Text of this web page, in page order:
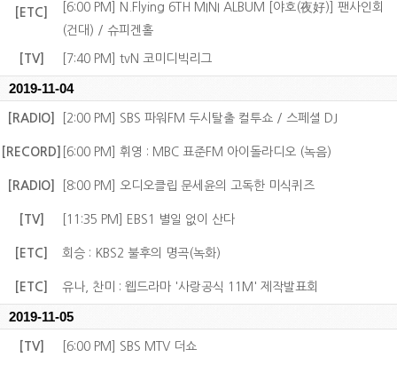
[ETC]
[6:00 PM] N.Flying 6TH MINI ALBUM [야호(夜好)] 팬사인회
(건대) / 슈피겐홀
[TV] [7:40 PM] tvN 코미디빅리그
2019-11-04
[RADIO] [2:00 PM] SBS 파워FM 두시탈출 컬투쇼 / 스페셜 DJ
[RECORD] [6:00 PM] 휘영 : MBC 표준FM 아이돌라디오 (녹음)
[RADIO] [8:00 PM] 오디오클립 문세윤의 고독한 미식퀴즈
[TV] [11:35 PM] EBS1 별일 없이 산다
[ETC] 회승 : KBS2 불후의 명곡(녹화)
[ETC] 유나, 찬미 : 웹드라마 '사랑공식 11M' 제작발표회
2019-11-05
[TV] [6:00 PM] SBS MTV 더쇼